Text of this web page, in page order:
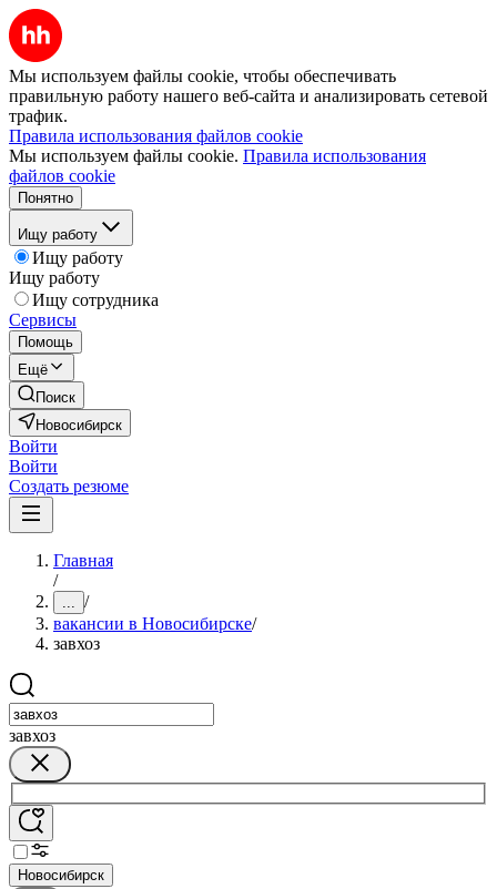
Мы используем файлы cookie, чтобы обеспечивать
правильную работу нашего веб-сайта и анализировать сетевой
трафик.
Правила использования файлов cookie
Мы используем файлы cookie. Правила использования
файлов cookie
Понятно
Ищу работу
Ищу работу
Ищу работу
Ищу сотрудника
Сервисы
Помощь
Ещё
Поиск
Новосибирск
Войти
Войти
Создать резюме
Главная
/
... /
вакансии в Новосибирске/
завхоз
завхоз
Новосибирск